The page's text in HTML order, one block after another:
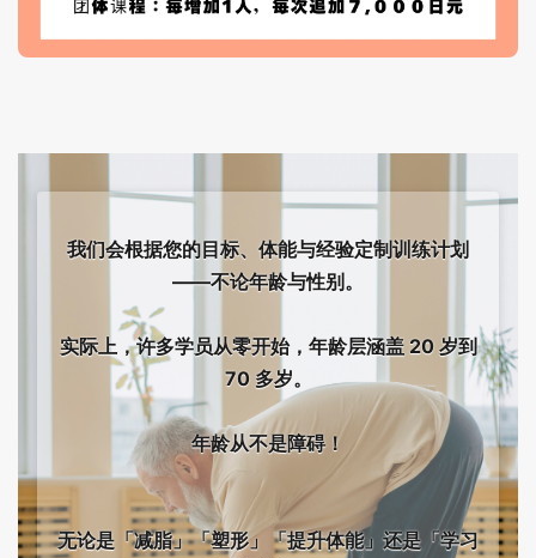
我们会根据您的目标、体能与经验定制训练计划
——不论年龄与性别。
实际上，许多学员从零开始，年龄层涵盖 20 岁到
70 多岁。
年龄从不是障碍！
无论是「减脂」「塑形」「提升体能」还是「学习